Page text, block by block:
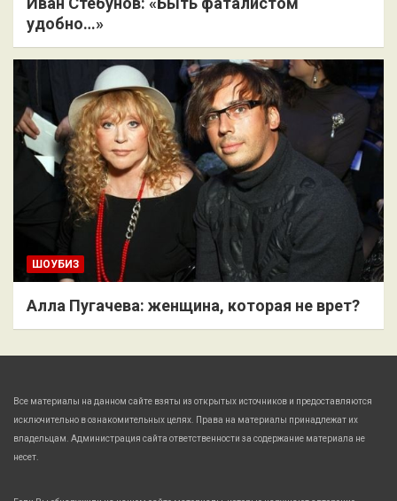
удобно…»
ШОУБИЗ
Алла Пугачева: женщина, которая не врет?
Все материалы на данном сайте взяты из открытых источников и предоставляются
исключительно в ознакомительных целях. Права на материалы принадлежат их
владельцам. Администрация сайта ответственности за содержание материала не
несет.